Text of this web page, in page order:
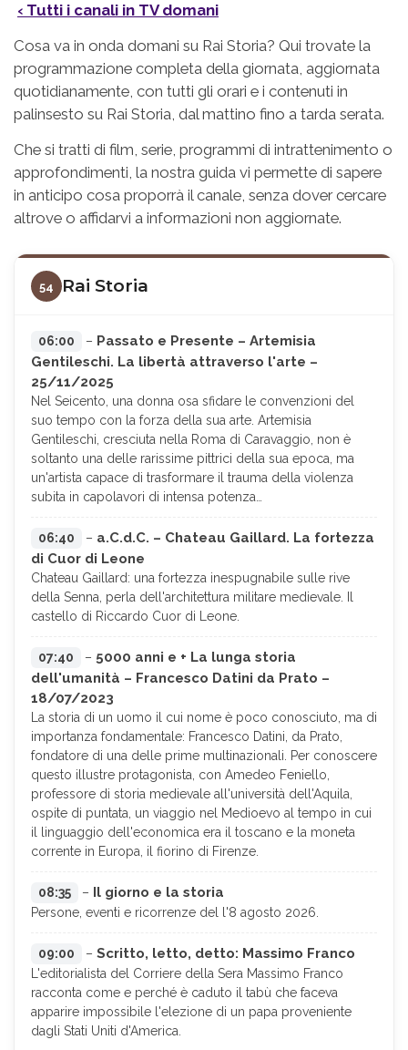
‹ Tutti i canali in TV domani
Cosa va in onda domani su Rai Storia? Qui trovate la
programmazione completa della giornata, aggiornata
quotidianamente, con tutti gli orari e i contenuti in
palinsesto su Rai Storia, dal mattino fino a tarda serata.
Che si tratti di film, serie, programmi di intrattenimento o
approfondimenti, la nostra guida vi permette di sapere
in anticipo cosa proporrà il canale, senza dover cercare
altrove o affidarvi a informazioni non aggiornate.
54 Rai Storia
06:00 – Passato e Presente – Artemisia
Gentileschi. La libertà attraverso l'arte –
25/11/2025
Nel Seicento, una donna osa sfidare le convenzioni del
suo tempo con la forza della sua arte. Artemisia
Gentileschi, cresciuta nella Roma di Caravaggio, non è
soltanto una delle rarissime pittrici della sua epoca, ma
un'artista capace di trasformare il trauma della violenza
subita in capolavori di intensa potenza…
06:40 – a.C.d.C. – Chateau Gaillard. La fortezza
di Cuor di Leone
Chateau Gaillard: una fortezza inespugnabile sulle rive
della Senna, perla dell'architettura militare medievale. Il
castello di Riccardo Cuor di Leone.
07:40 – 5000 anni e + La lunga storia
dell'umanità – Francesco Datini da Prato –
18/07/2023
La storia di un uomo il cui nome è poco conosciuto, ma di
importanza fondamentale: Francesco Datini, da Prato,
fondatore di una delle prime multinazionali. Per conoscere
questo illustre protagonista, con Amedeo Feniello,
professore di storia medievale all'università dell'Aquila,
ospite di puntata, un viaggio nel Medioevo al tempo in cui
il linguaggio dell'economica era il toscano e la moneta
corrente in Europa, il fiorino di Firenze.
08:35 – Il giorno e la storia
Persone, eventi e ricorrenze del l'8 agosto 2026.
09:00 – Scritto, letto, detto: Massimo Franco
L'editorialista del Corriere della Sera Massimo Franco
racconta come e perché è caduto il tabù che faceva
apparire impossibile l'elezione di un papa proveniente
dagli Stati Uniti d'America.